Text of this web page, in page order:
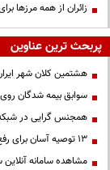
زائران از همه مرزها
پربحث ترین عناوین
هشتمین کلان شهر
سوابق بیمه شدگان
همجنس گرایی در
13 توصیه آسان برای رفع بوی بد دهان
مشاهده سامانه آنلاين